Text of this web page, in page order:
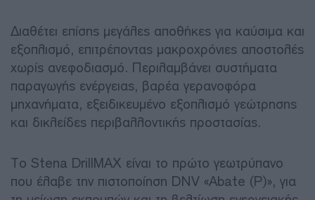
Διαθέτει επίσης μεγάλες αποθήκες για καύσιμα και
εξοπλισμό, επιτρέποντας μακροχρόνιες αποστολές
χωρίς ανεφοδιασμό. Περιλαμβάνει συστήματα
παραγωγής ενέργειας, βαρέα γερανοφόρα
μηχανήματα, εξειδικευμένο εξοπλισμό γεώτρησης
και δικλείδες περιβαλλοντικής προστασίας.
Το Stena DrillMAX είναι το πρώτο γεωτρύπανο
που έλαβε την πιστοποίηση DNV «Abate (P)», για